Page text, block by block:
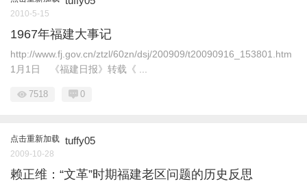
2010-5-15
1967年福建大事记
http://www.fj.gov.cn/ztzl/60zn/dsj/200909/t20090916_153801.htm
1月1日 《福建日报》转载《 ...
7518 0
点击重新加载 tuffy05
2009-10-28
赖正维：“文革”时期福建老区问题的历史反思